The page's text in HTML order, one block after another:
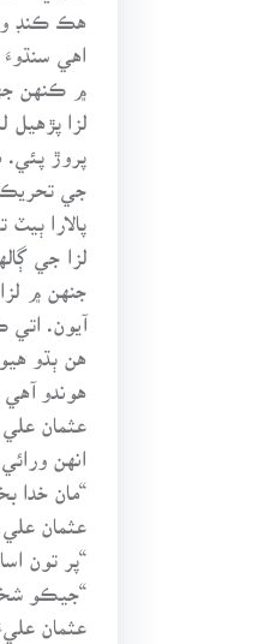
هڪ ڪنڊ
اهي
۾ ڪنهن
لزا
پروڙ
جي تحريڪ
پالارا
لزا جي
جنهن ۾
آيون. اتي
هن ٻڌو
هوندو
عثمان
انهن
“مان خدا
عثمان
“پر تون
“جيڪو
عثمان